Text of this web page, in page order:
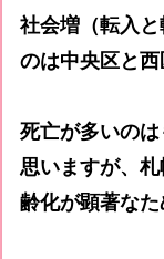
社会増（転入
のは中央区と西
死亡が多いの
思いますが、
齢化が顕著なた